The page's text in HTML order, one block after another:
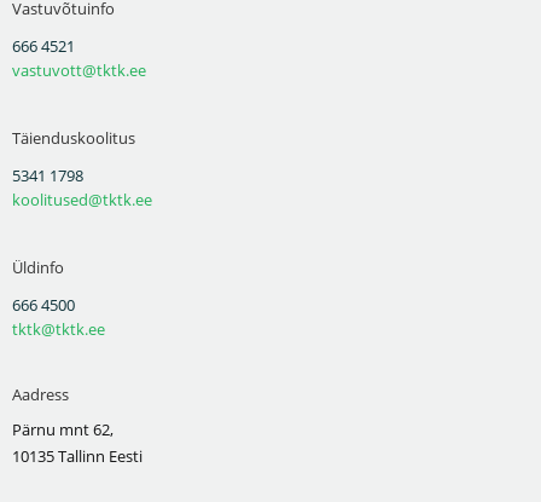
Vastuvõtuinfo
666 4521
vastuvott@tktk.ee
Täienduskoolitus
5341 1798
koolitused@tktk.ee
Üldinfo
666 4500
tktk@tktk.ee
Aadress
Pärnu mnt 62,
10135 Tallinn Eesti